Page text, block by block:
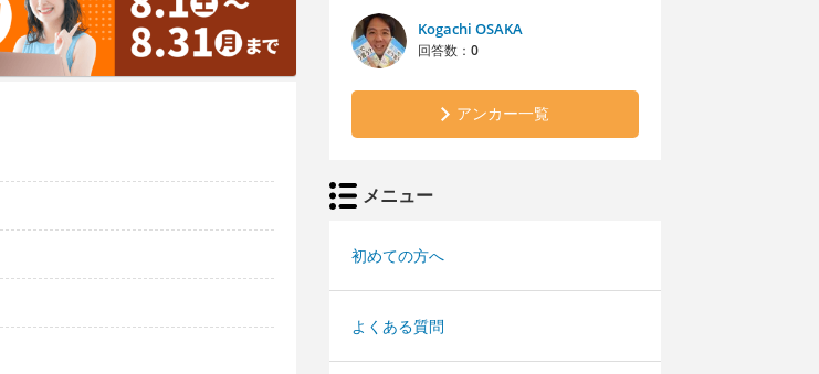
Kogachi OSAKA
回答数： 0
アンカー一覧
メニュー
初めての方へ
よくある質問